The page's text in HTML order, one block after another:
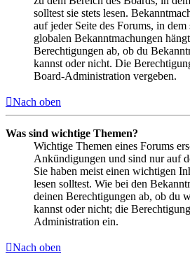
solltest sie stets lesen.
auf jeder Seite des Forums, in
globalen Bekanntmachungen
Berechtigungen ab, ob du
kannst oder nicht. Die
Board-Administration vergeben.
Nach oben
Was sind wichtige Themen?
Wichtige Themen eines Forums
Ankündigungen und sind nur auf
Sie haben meist einen wichtigen
lesen solltest. Wie bei den
deinen Berechtigungen ab, ob du
kannst oder nicht; die
Administration ein.
Nach oben